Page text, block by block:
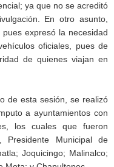
ya que no se acreditó
En otro asunto,
expresó la necesidad
oficiales, pues de
de quienes viajan en
de esta sesión, se realizó
a ayuntamientos con
los cuales que fueron
Presidente Municipal de
Joquicingo; Malinalco;